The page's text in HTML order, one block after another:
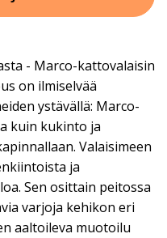
- Marco-kattovalaisin
on ilmiselvää
ystävällä: Marco-
kuin kukinto ja
Valaisimeen
ja
Sen osittain peitossa
varjoja kehikon eri
aaltoileva muotoilu